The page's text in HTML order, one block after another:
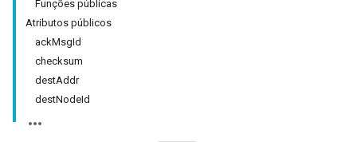
Funções públicas
Atributos públicos
ackMsgId
checksum
destAddr
destNodeId